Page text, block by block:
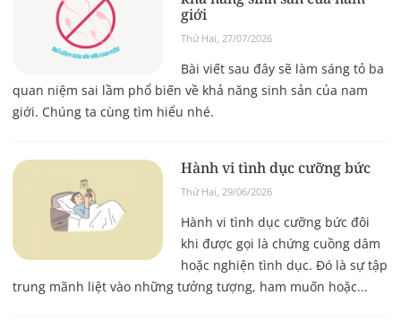
giới
Thứ Hai, 27/07/2026
Bài viết sau đây sẽ làm sáng tỏ ba
quan niệm sai lầm phổ biến về khả năng sinh sản của nam
giới. Chúng ta cùng tìm hiểu nhé.
Hành vi tình dục cưỡng bức
Thứ Hai, 29/06/2026
Hành vi tình dục cưỡng bức đôi
khi được gọi là chứng cuồng dâm
hoặc nghiện tình dục. Đó là sự tập
trung mãnh liệt vào những tưởng tượng, ham muốn hoặc...